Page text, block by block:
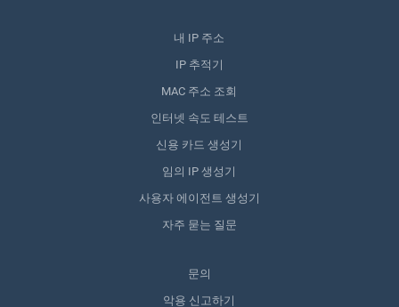
내 IP 주소
IP 추적기
MAC 주소 조회
인터넷 속도 테스트
신용 카드 생성기
임의 IP 생성기
사용자 에이전트 생성기
자주 묻는 질문
문의
악용 신고하기